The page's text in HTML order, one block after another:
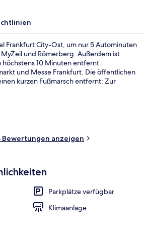
Frankfurt City-Ost, um nur 5 Autominuten
und Römerberg. Außerdem ist
10 Minuten entfernt:
und Messe Frankfurt. Die öffentlichen
kurzen Fußmarsch entfernt: Zur
Osthafenplatz 4 Minuten.
Bewertungen anzeigen
Parkplätze verfügbar
Klimaanlage